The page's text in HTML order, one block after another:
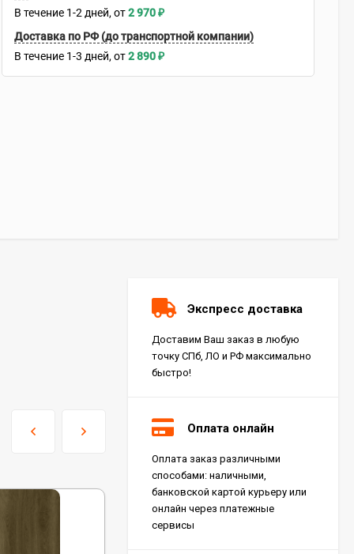
В течение 1-2 дней 2 970₽
Доставка по РФ (до транспортной компании)
В течение 1-3 дней 2 890₽
Экспресс доставка
Доставим Ваш заказ в любую
точку СПб, ЛО и РФ максимально
быстро!
Оплата онлайн
Оплата заказ различными
способами: наличными,
банковской картой курьеру или
онлайн через платежные
сервисы
Керамогранит Italon
Charme Extra Silver Ret
60x120, 610010001196